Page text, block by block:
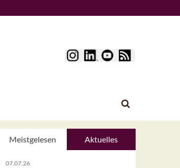
Meistgelesen Aktuelles
07.07.26